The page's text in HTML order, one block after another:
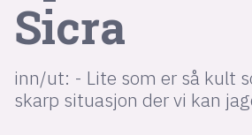
Sicra
inn/ut: - Lite som er så kult
skarp situasjon der vi kan
Bluesky
Facebook
annonsepriser